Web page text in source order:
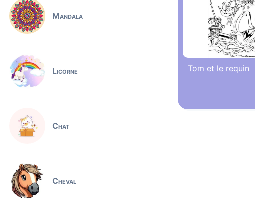
Mandala
Licorne
Chat
Cheval
Tom et le requin